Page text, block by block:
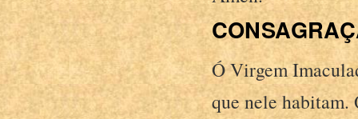
Ó Virgem
que nele habitam.